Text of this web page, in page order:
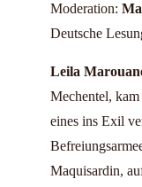
Moderation:
Deutsche
Leila
Mechentel,
eines ins Exil
Maquisardin,